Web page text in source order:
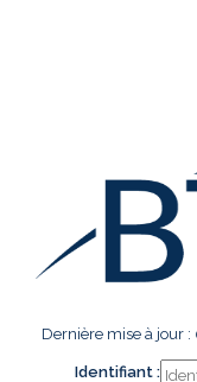
Dernière mise à
Identifiant :